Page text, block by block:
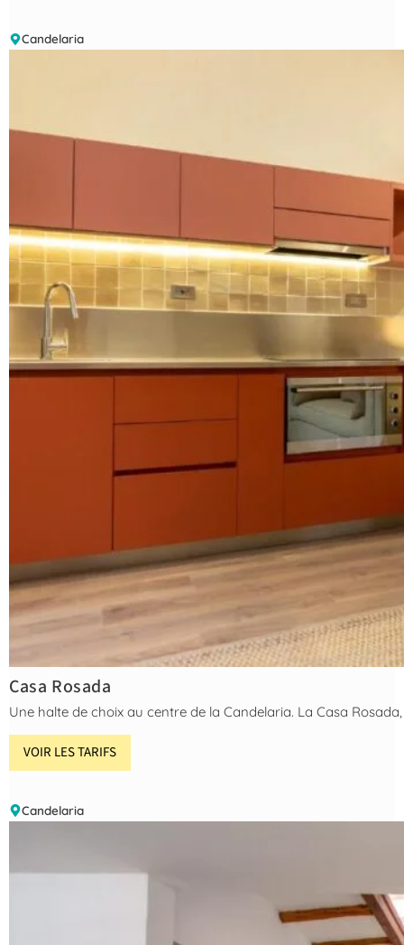
Candelaria
Casa Rosada
Une halte de choix au centre de la Candelaria. La Casa
VOIR LES TARIFS
Candelaria